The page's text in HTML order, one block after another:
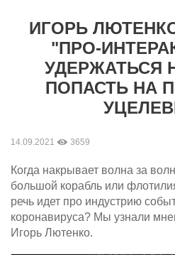
ИГОРЬ
"ПРО-
УДЕРЖАТЬСЯ
ПОПАСТЬ НА
14.09.2021 3659
Когда накрывает волна за
большой корабль или
речь идет про индустрию
коронавируса? Мы узнали
Игорь Лютенко.